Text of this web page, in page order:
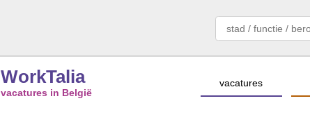
WorkTalia
vacatures in België
vacatures